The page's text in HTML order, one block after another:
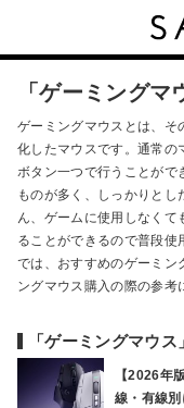
「ゲーミングマ
ゲーミングマウスとは、そ
化したマウスです。通常の
ボタン一つで行うことがで
ものが多く、しっかりと
ん、ゲームに使用しなくて
ることができるので普段使
では、おすすめのゲーミン
ングマウス購入の際の参
「ゲーミングマウ
【2026年
線・有線